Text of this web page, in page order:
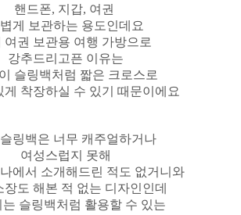
핸드폰, 지갑, 여권
게 보관하는 용도인데요
여권 보관용 여행 가방으로
강추드리고픈 이유는
슬링백처럼 짧은 크로스로
게 착장하실 수 있기 때문이에요
링백은 너무 캐주얼하거나
여성스럽지 못해
에서 소개해드린 적도 없거니와
장도 해본 적 없는 디자인인데
는 슬링백처럼 활용할 수 있는